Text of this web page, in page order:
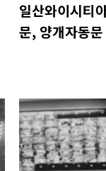
일산와이시티
문, 양개자동